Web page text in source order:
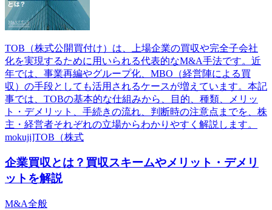
TOB（株式公開買付け）は、上場企業の買収や完全子会社
化を実現するために用いられる代表的なM&A手法です。近
年では、事業再編やグループ化、MBO（経営陣による買
収）の手段としても活用されるケースが増えています。本記
事では、TOBの基本的な仕組みから、目的、種類、メリッ
ト・デメリット、手続きの流れ、判断時の注意点までを、株
主・経営者それぞれの立場からわかりやすく解説します。
mokuji]TOB（株式
企業買収とは？買収スキームやメリット・デメリ
ットを解説
M&A全般